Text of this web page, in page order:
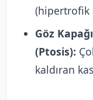
(hipertrofik
Göz
(Ptosis):
kaldıran